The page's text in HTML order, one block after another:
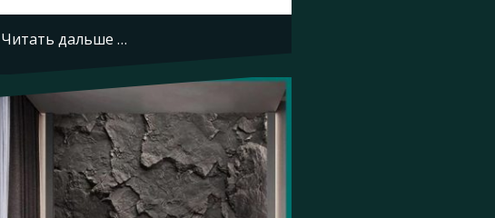
Читать дальше …